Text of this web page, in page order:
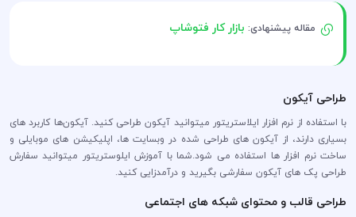
مقاله پیشنهادی: بازار کار فتوشاپ
طراحی آیکون
با استفاده از نرم افزار ایلاستریتور میتوانید آیکون طراحی کنید. آیکون‌ها کاربرد های
بسیاری دارند، از آیکون های طراحی شده در وبسایت ها، اپلیکیشن های موبایلی و
ساخت نرم افزار ها استفاده می شود.شما با آموزش ایلوستریتور میتوانید سفارش
طراحی پک های آیکون سفارشی بگیرید و درآمدزایی کنید.
طراحی قالب و محتوای شبکه های اجتماعی